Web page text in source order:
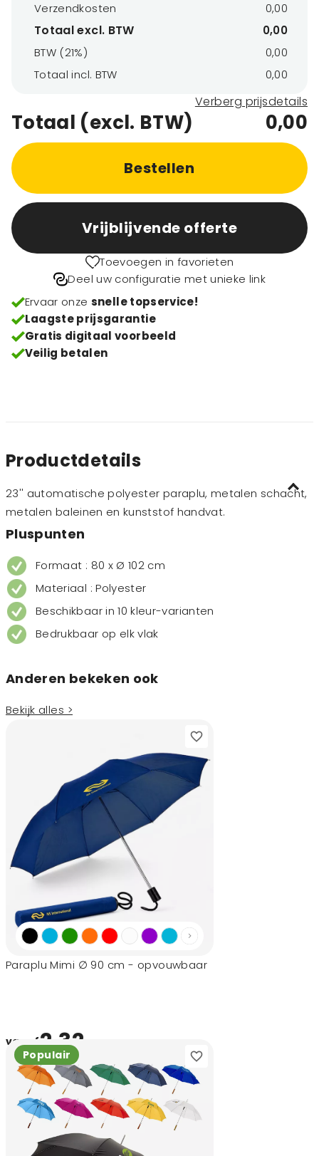
Verzendkosten
0,00
Totaal excl. BTW
0,00
BTW (21%)
0,00
Totaal incl. BTW
0,00
Verberg prijsdetails
Totaal (excl. BTW) 0,00
Bestellen
Vrijblijvende offerte
Toevoegen in favorieten
Deel uw configuratie met unieke link
Ervaar onze snelle topservice!
Laagste prijsgarantie
Gratis digitaal voorbeeld
Veilig betalen
Productdetails
23'' automatische polyester paraplu, metalen schacht,
metalen baleinen en kunststof handvat.
Pluspunten
Formaat : 80 x Ø 102 cm
Materiaal : Polyester
Beschikbaar in 10 kleur-varianten
Bedrukbaar op elk vlak
Anderen bekeken ook
Bekijk alles >
Paraplu Mimi ∅ 90 cm - opvouwbaar
vanaf2,32
Populair